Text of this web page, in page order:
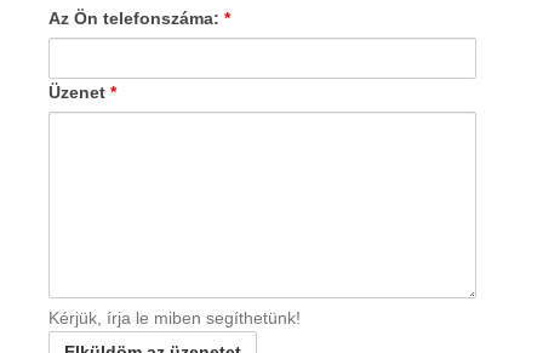
Az Ön telefonszáma: *
Üzenet *
Kérjük, írja le miben segíthetünk!